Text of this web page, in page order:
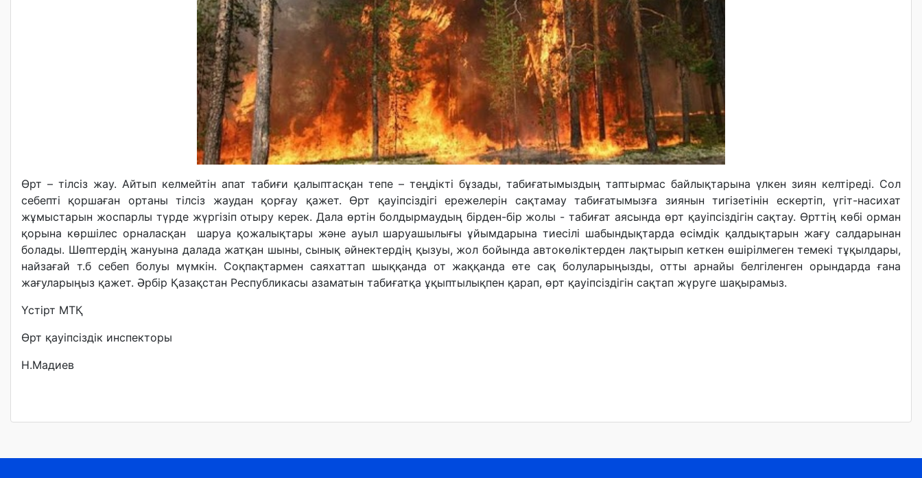
Өрт – тілсіз жау. Айтып келмейтін апат табиғи қалыптасқан тепе – теңдікті бұзады, табиғатымыздың таптырмас байлықтарына үлкен зиян келтіреді. Сол
себепті қоршаған ортаны тілсіз жаудан қорғау қажет. Өрт қауіпсіздігі ережелерін сақтамау табиғатымызға зиянын тигізетінін ескертіп, үгіт-насихат
жұмыстарын жоспарлы түрде жүргізіп отыру керек. Дала өртін болдырмаудың бірден-бір жолы - табиғат аясында өрт қауіпсіздігін сақтау. Өрттің көбі орман
қорына көршілес орналасқан шаруа қожалықтары және ауыл шаруашылығы ұйымдарына тиесілі шабындықтарда өсімдік қалдықтарын жағу салдарынан
болады. Шөптердің жануына далада жатқан шыны, сынық әйнектердің қызуы, жол бойында автокөліктерден лақтырып кеткен өшірілмеген темекі тұқылдары,
найзағай т.б себеп болуы мүмкін. Соқпақтармен саяхаттап шыққанда от жаққанда өте сақ болуларыңызды, отты арнайы белгіленген орындарда ғана
жағуларыңыз қажет. Әрбір Қазақстан Республикасы азаматын табиғатқа ұқыптылықпен қарап, өрт қауіпсіздігін сақтап жүруге шақырамыз.
Үстірт МТҚ
Өрт қауіпсіздік инспекторы
Н.Мадиев